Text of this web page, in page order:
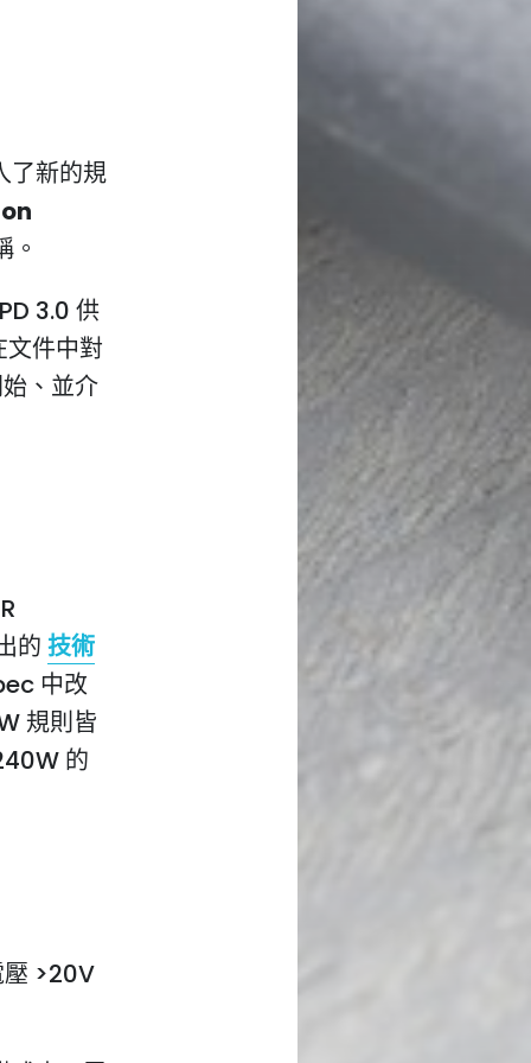
了新的規
。
3.0 供
件中對
、並介
的技術
中改
規則皆
的
壓 >20V